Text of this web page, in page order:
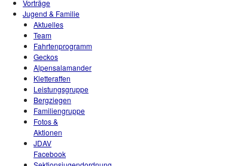
Vorträge
Jugend & Familie
Aktuelles
Team
Fahrtenprogramm
Geckos
Alpensalamander
Kletteraffen
Leistungsgruppe
Bergziegen
Familiengruppe
Fotos &
Aktionen
JDAV
Facebook